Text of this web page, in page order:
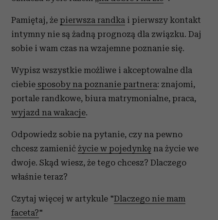
Pamiętaj, że pierwsza randka i pierwszy kontakt
intymny nie są żadną prognozą dla związku. Daj
sobie i wam czas na wzajemne poznanie się.
Wypisz wszystkie możliwe i akceptowalne dla
ciebie sposoby na poznanie partnera: znajomi,
portale randkowe, biura matrymonialne, praca,
wyjazd na wakacje.
Odpowiedz sobie na pytanie, czy na pewno
chcesz zamienić życie w pojedynkę na życie we
dwoje. Skąd wiesz, że tego chcesz? Dlaczego
właśnie teraz?
Czytaj więcej w artykule "Dlaczego nie mam
faceta?"